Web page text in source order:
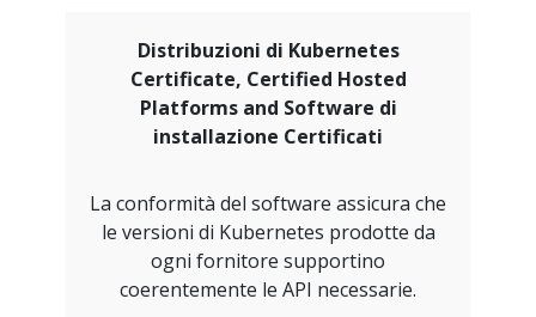
Distribuzioni di Kubernetes
Certificate, Certified Hosted
Platforms and Software di
installazione Certificati
La conformità del software assicura che
le versioni di Kubernetes prodotte da
ogni fornitore supportino
coerentemente le API necessarie.